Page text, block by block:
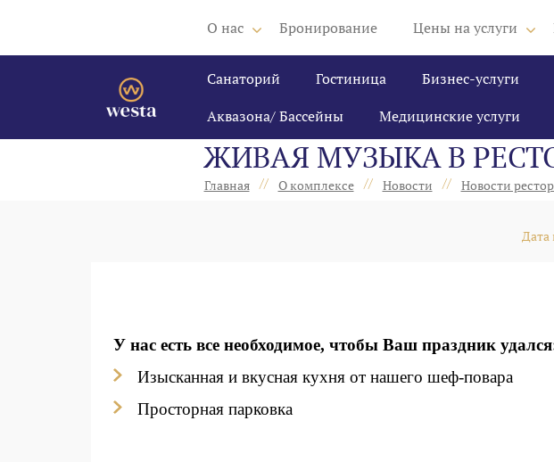
О нас Бронирование Цены на услуги
Санаторий Гостиница Бизнес-услуги
Аквазона/ Бассейны
Медицинские услуги
ЖИВАЯ МУЗЫКА В
Главная // О комплексе // Новости // Новости
Дата
У нас есть все необходимое, чтобы Ваш праздник
Изысканная и вкусная кухня от нашего шеф-повара
Просторная парковка